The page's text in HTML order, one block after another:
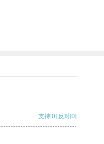
支持[0] 反对[0]